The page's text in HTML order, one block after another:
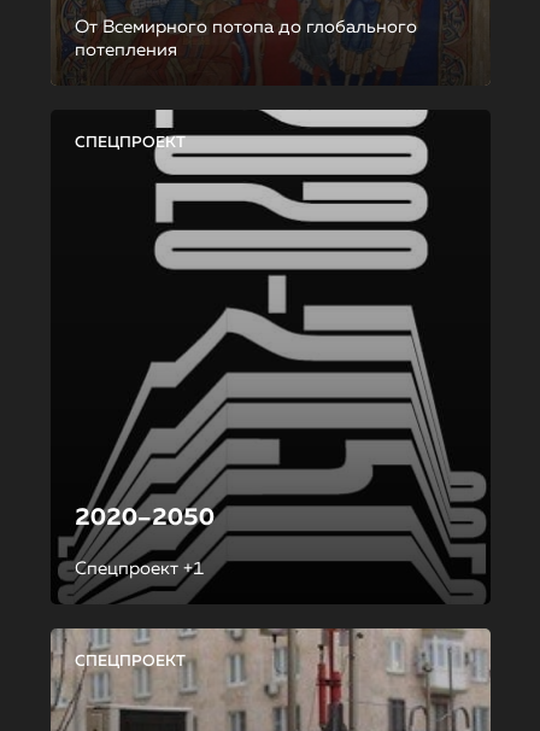
От Всемирного потопа до глобального
потепления
СПЕЦПРОЕКТ
2020–2050
Спецпроект +1
СПЕЦПРОЕКТ